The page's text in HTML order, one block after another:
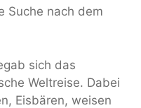
Suche nach dem
sich das
Weltreise. Dabei
Eisbären, weisen